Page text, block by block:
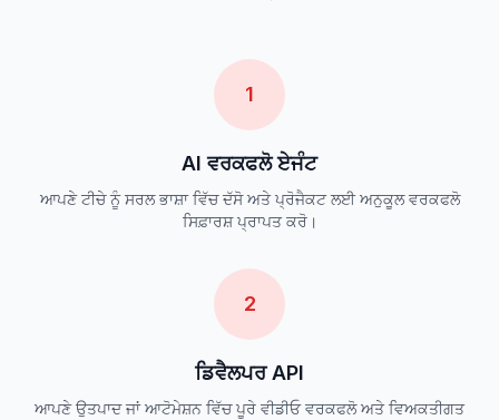
1
AI ਵਰਕਫਲੋ ਏਜੰਟ
ਆਪਣੇ ਟੀਚੇ ਨੂੰ ਸਰਲ ਭਾਸ਼ਾ ਵਿੱਚ ਦੱਸੋ ਅਤੇ ਪ੍ਰੋਜੈਕਟ ਲਈ ਅਨੁਕੂਲ ਵਰਕਫਲੋ
ਸਿਫ਼ਾਰਸ਼ ਪ੍ਰਾਪਤ ਕਰੋ।
2
ਡਿਵੈਲਪਰ API
ਆਪਣੇ ਉਤਪਾਦ ਜਾਂ ਆਟੋਮੇਸ਼ਨ ਵਿੱਚ ਪੂਰੇ ਵੀਡੀਓ ਵਰਕਫਲੋ ਅਤੇ ਵਿਅਕਤੀਗਤ